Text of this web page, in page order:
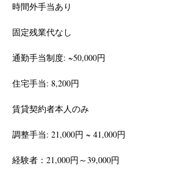
時間外手当あり
固定残業代なし
通勤手当制度: ~50,000円
住宅手当: 8,200円
賃貸契約者本人のみ
調整手当: 21,000円 ~ 41,000円
経験者：21,000円～39,000円